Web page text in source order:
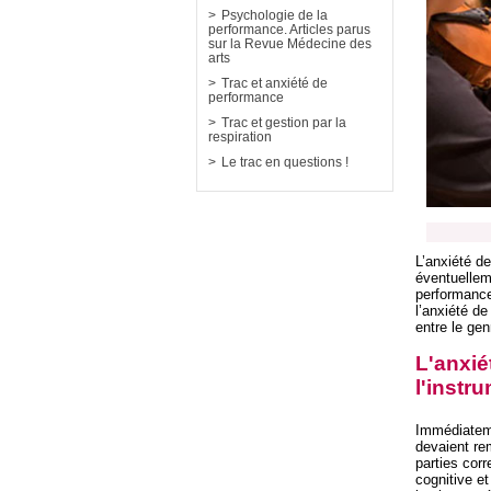
L’anxiété
l’anxiété
entre le
devaient
parties
cognitive
Psychologie de la
performance. Articles parus
sur la Revue Médecine des
arts
Trac et anxiété de
performance
Trac et gestion par la
respiration
Le trac en questions !